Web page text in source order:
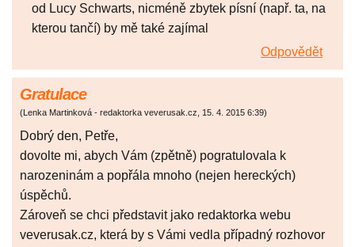
od Lucy Schwarts, nicméně zbytek písní (např. ta, na
kterou tančí) by mě také zajímal
Odpovědět
Gratulace
(Lenka Martinková - redaktorka veverusak.cz, 15. 4. 2015 6:39)
Dobrý den, Petře,
dovolte mi, abych Vám (zpětně) pogratulovala k
narozeninám a popřála mnoho (nejen hereckých)
úspěchů.
Zároveň se chci představit jako redaktorka webu
veverusak.cz, která by s Vámi vedla případný rozhovor